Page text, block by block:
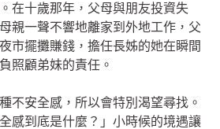
在十歲那年，父母與朋友投資失
親一聲不響地離家到外地工作，父
市擺攤賺錢，擔任長姊的她在瞬間
照顧弟妹的責任。
不安全感，所以會特別渴望尋找。
感到底是什麼？」小時候的境遇讓